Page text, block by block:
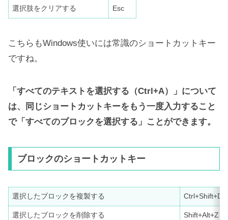
選択肢をクリアする Esc
こちらもWindows使いには常識のショートカットキー
ですね。
「すべてのテキストを選択する（Ctrl+A）」について
は、同じショートカットキーをもう一度入力すること
で「すべてのブロックを選択する」ことができます。
ブロックのショートカットキー
選択したブロックを複製する Ctrl+Shift+D
選択したブロックを削除する Shift+Alt+Z